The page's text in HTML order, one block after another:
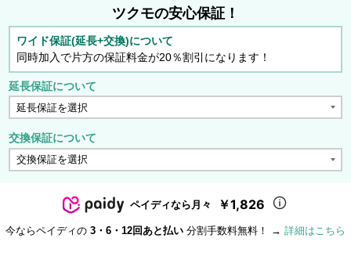
ツクモの安心保証！
ワイド保証(延長+交換)について
同時加入で片方の保証料金が20％割引になります！
延長保証について
交換保証について
ペイディなら月々 ￥1,826
今ならペイディの 3・6・12回あと払い 分割手数料無料！ → 詳細はこちら